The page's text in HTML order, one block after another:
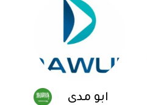
ابو مدى